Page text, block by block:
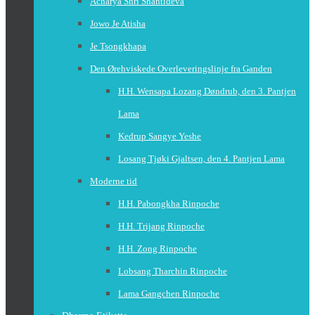
Jowo Je Atisha
Je Tsongkhapa
Den Ørehviskede Overleveringslinje fra Ganden
H.H. Wensapa Lozang Døndrub, den 3. Pantjen
Lama
Kedrup Sangye Yeshe
Losang Tjøki Gjaltsen, den 4. Pantjen Lama
Moderne tid
H.H. Pabongkha Rinpoche
H.H. Trijang Rinpoche
H.H. Zong Rinpoche
Lobsang Tharchin Rinpoche
Lama Gangchen Rinpoche